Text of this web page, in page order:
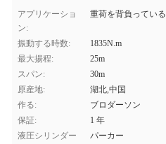
アプリケーショ
ン:
重荷を背負っている
振動する時数:
1835N.m
最大揚程:
25m
スパン:
30m
原産地:
湖北,中国
作る:
ブロダーソン
保証:
1 年
液圧シリンダー
パーカー